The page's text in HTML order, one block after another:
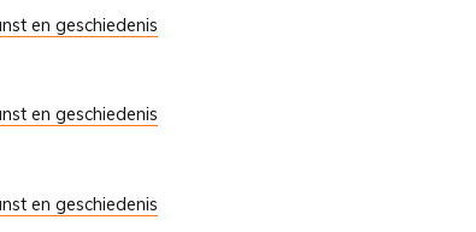
en geschiedenis
en geschiedenis
en geschiedenis